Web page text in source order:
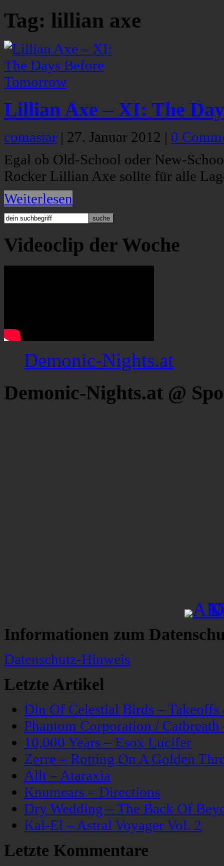
Tag: lillian axe
Lillian Axe – XI: The
comastar | 27. Januar 2012 | 0
Egal ob Old-School oder New-
Rocker Lillian Axe sollte für alle
Weiterlesen
Videoclip der Woche
Demonic-Nights.at
Demonic-Nights.at @
Informationen zum
Datenschutz-Hinweis
Letzte Artikel
Din Of Celestial Birds –
Phantom Corporation /
10,000 Years – Esox Lucifer
Zerre – Rotting On A Golden
Allt – Ataraxia
Knumears – Directions
Dry Wedding – The Back Of
Kal-El – Astral Voyager Vol. 2
Letzte Kommentare